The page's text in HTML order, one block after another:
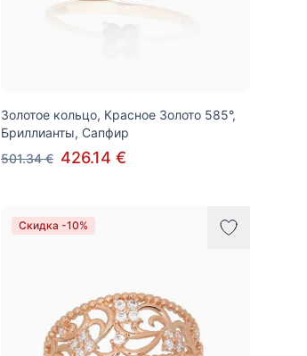
Золотое кольцо, Красное Золото 585°,
Бриллианты, Сапфир
501.34 € 426.14 €
Скидка -10%